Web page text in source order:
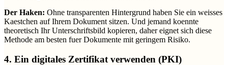
Der Haken: Ohne transparenten Hintergrund haben Sie ein weisses
Kaestchen auf Ihrem Dokument sitzen. Und jemand koennte
theoretisch Ihr Unterschriftsbild kopieren, daher eignet sich diese
Methode am besten fuer Dokumente mit geringem Risiko.
4. Ein digitales Zertifikat verwenden (PKI)